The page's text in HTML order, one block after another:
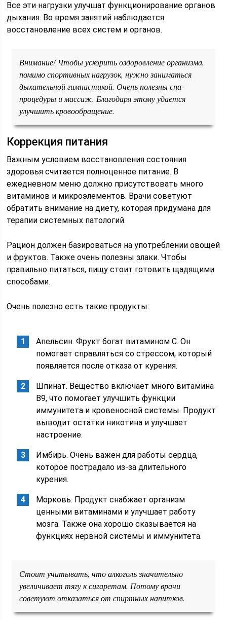
Все эти нагрузки улучшат функционирование органов
дыхания. Во время занятий наблюдается
восстановление всех систем и органов.
Внимание! Чтобы ускорить оздоровление организма,
помимо спортивных нагрузок, нужно заниматься
дыхательной гимнастикой. Очень полезны спа-
процедуры и массаж. Благодаря этому удается
улучшить кровообращение.
Коррекция питания
Важным условием восстановления состояния
здоровья считается полноценное питание. В
ежедневном меню должно присутствовать много
витаминов и микроэлементов. Врачи советуют
обратить внимание на диету, которая придумана для
терапии системных патологий.
Рацион должен базироваться на употреблении овощей
и фруктов. Также очень полезны злаки. Чтобы
правильно питаться, пищу стоит готовить щадящими
способами.
Очень полезно есть такие продукты:
Апельсин. Фрукт богат витамином С. Он
помогает справляться со стрессом, который
появляется после отказа от курения.
Шпинат. Вещество включает много витамина
В9, что помогает улучшить функции
иммунитета и кровеносной системы. Продукт
выводит остатки никотина и улучшает
настроение.
Имбирь. Очень важен для работы сердца,
которое пострадало из-за длительного
курения.
Морковь. Продукт снабжает организм
ценными витаминами и улучшает работу
мозга. Также она хорошо сказывается на
функциях нервной системы и иммунитета.
Стоит учитывать, что алкоголь значительно
увеличивает тягу к сигаретам. Потому врачи
советуют отказаться от спиртных напитков.